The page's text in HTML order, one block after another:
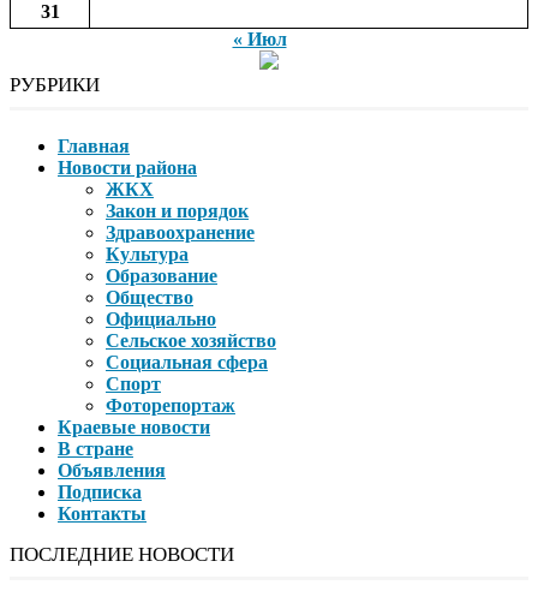
31
« Июл
РУБРИКИ
Главная
Новости района
ЖКХ
Закон и порядок
Здравоохранение
Культура
Образование
Общество
Официально
Сельское хозяйство
Социальная сфера
Спорт
Фоторепортаж
Краевые новости
В стране
Объявления
Подписка
Контакты
ПОСЛЕДНИЕ НОВОСТИ